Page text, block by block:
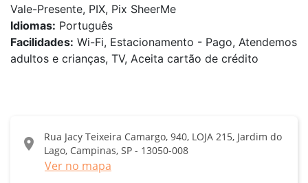
Vale-Presente, PIX, Pix SheerMe
Idiomas: Português
Facilidades: Wi-Fi, Estacionamento - Pago, Atendemos
adultos e crianças, TV, Aceita cartão de crédito
location_on
Rua Jacy Teixeira Camargo, 940, LOJA 215, Jardim do
Lago, Campinas, SP - 13050-008
Ver no mapa